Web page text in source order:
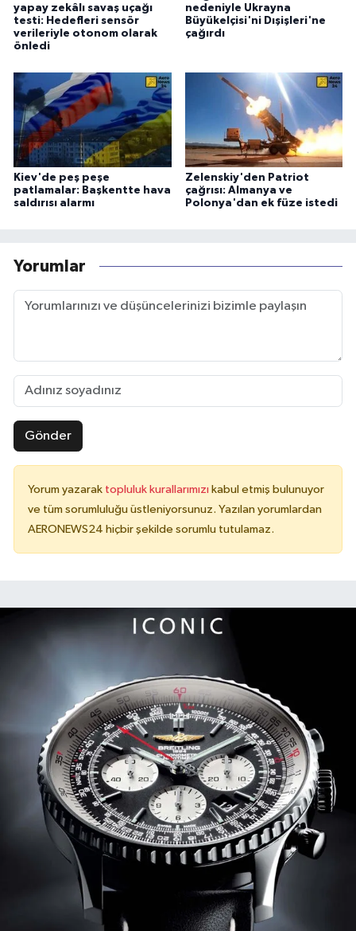
yapay zekâlı savaş uçağı
testi: Hedefleri sensör
verileriyle otonom olarak
önledi
nedeniyle Ukrayna
Büyükelçisi'ni Dışişleri'ne
çağırdı
Kiev'de peş peşe
patlamalar: Başkentte hava
saldırısı alarmı
Zelenskiy'den Patriot
çağrısı: Almanya ve
Polonya'dan ek füze istedi
Yorumlar
Gönder
Yorum yazarak topluluk kurallarımızı kabul etmiş bulunuyor
ve tüm sorumluluğu üstleniyorsunuz. Yazılan yorumlardan
AERONEWS24 hiçbir şekilde sorumlu tutulamaz.